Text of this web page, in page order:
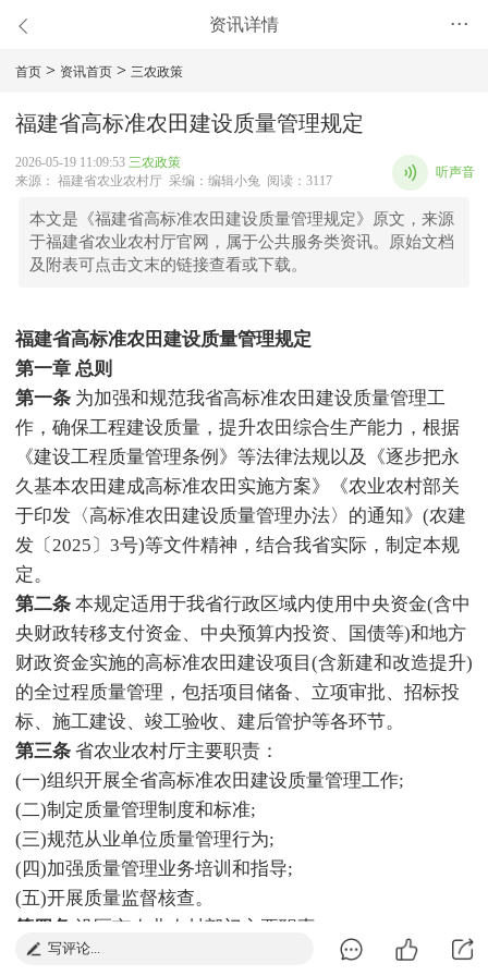
资讯详情 •••
首页 > 资讯首页 > 三农政策
福建省高标准农田建设质量管理规定
2026-05-19 11:09:53 三农政策
来源： 福建省农业农村厅 采编：编辑小兔 阅读：3117
听声音
本文是《福建省高标准农田建设质量管理规定》原文，来源
于福建省农业农村厅官网，属于公共服务类资讯。原始文档
及附表可点击文末的链接查看或下载。
福建省高标准农田建设质量管理规定
第一章 总则
第一条 为加强和规范我省高标准农田建设质量管理工
作，确保工程建设质量，提升农田综合生产能力，根据
《建设工程质量管理条例》等法律法规以及《逐步把永
久基本农田建成高标准农田实施方案》《农业农村部关
于印发〈高标准农田建设质量管理办法〉的通知》(农建
发〔2025〕3号)等文件精神，结合我省实际，制定本规
定。
第二条 本规定适用于我省行政区域内使用中央资金(含中
央财政转移支付资金、中央预算内投资、国债等)和地方
财政资金实施的高标准农田建设项目(含新建和改造提升)
的全过程质量管理，包括项目储备、立项审批、招标投
标、施工建设、竣工验收、建后管护等各环节。
第三条 省农业农村厅主要职责：
(一)组织开展全省高标准农田建设质量管理工作;
(二)制定质量管理制度和标准;
(三)规范从业单位质量管理行为;
(四)加强质量管理业务培训和指导;
(五)开展质量监督核查。
第四条 设区市农业农村部门主要职责：
(一)开展辖区内高标准农田建设质量管理工作;
写评论...